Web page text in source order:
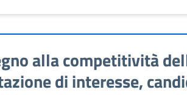
alla competitività
di interesse,